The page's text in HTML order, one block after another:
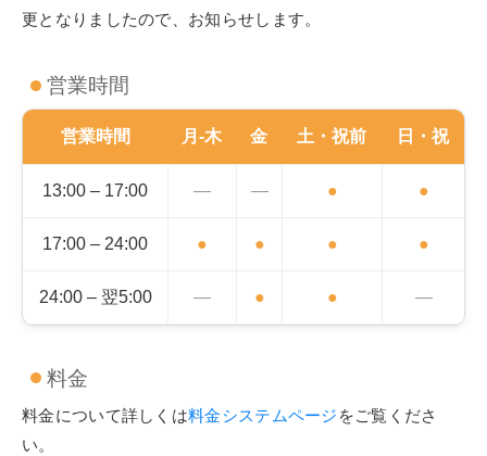
更となりましたので、お知らせします。
営業時間
営業時間 月-木 金 土・祝前 日・祝
13:00 – 17:00 ― ― ● ●
17:00 – 24:00 ● ● ● ●
24:00 – 翌5:00 ― ● ● ―
料金
料金について詳しくは料金システムページ をご覧くださ
い。